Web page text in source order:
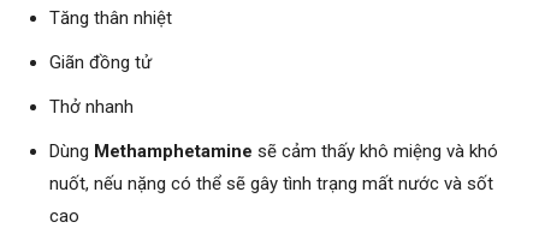
Tăng thân nhiệt
Giãn đồng tử
Thở nhanh
Dùng Methamphetamine sẽ cảm thấy khô miệng và khó
nuốt, nếu nặng có thể sẽ gây tình trạng mất nước và sốt
cao